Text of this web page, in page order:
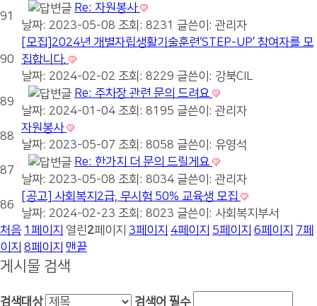
91
Re: 자원봉사
날짜: 2023-05-08 조회: 8231 글쓴이: 관리자
90
[모집]2024년 개별자립생활기술훈련‘STEP-UP’ 참여자를 모
집합니다.
날짜: 2024-02-02 조회: 8229 글쓴이: 강북CIL
89
Re: 주차장 관련 문의 드려요
날짜: 2024-01-04 조회: 8195 글쓴이: 관리자
88
자원봉사
날짜: 2023-05-07 조회: 8058 글쓴이: 유영석
87
Re: 한가지 더 문의 드릴게요
날짜: 2023-05-08 조회: 8034 글쓴이: 관리자
86
[공고] 사회복지2급, 무시험 50% 교육생 모집
날짜: 2024-02-23 조회: 8023 글쓴이: 사회복지부서
처음 1 페이지 열린2페이지 3페이지 4페이지 5페이지 6페이지 7페
이지 8페이지 맨끝
게시물 검색
검색대상 검색어 필수